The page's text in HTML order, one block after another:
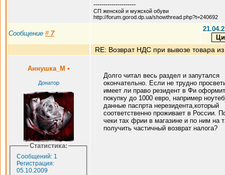
---------------------
СП женской и мужской обуви
http://forum.gorod.dp.ua/showthread.php?t=240692
Сообщение # 7
RE: Возврат НДС при вывозе товара
Аннушка_М •
Донатор
Статистика:
Сообщений: 1
Регистрация:
05.10.2009
Долго читал весь раздел и запутался
окончательно. Если не трудно
имеет ли право резидент в Фи
покупку до 1000 евро, например
данные паспрта нерезидента,который
соответственно проживает в России.
чеки тах фрии в магазине и по ним на
получить частичный возврат налога?